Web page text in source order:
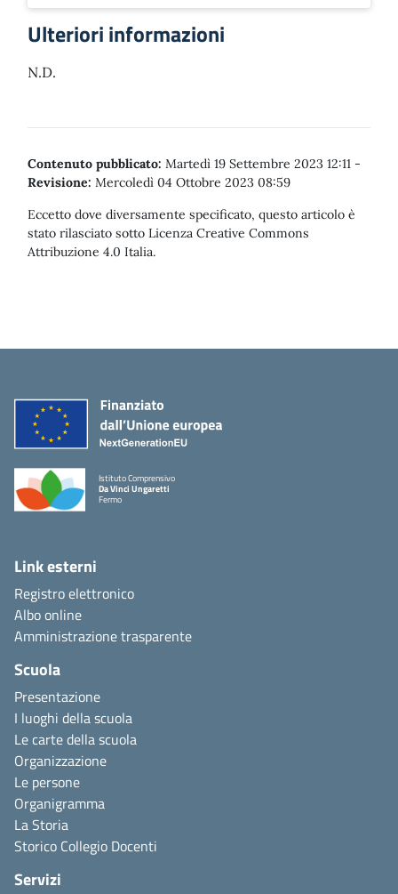
Ulteriori informazioni
N.D.
Contenuto pubblicato: Martedì 19 Settembre 2023 12:11 -
Revisione: Mercoledì 04 Ottobre 2023 08:59
Eccetto dove diversamente specificato, questo articolo è
stato rilasciato sotto Licenza Creative Commons
Attribuzione 4.0 Italia.
Istituto Comprensivo
Da Vinci Ungaretti
Fermo
Link esterni
Registro elettronico
Albo online
Amministrazione trasparente
Scuola
Presentazione
I luoghi della scuola
Le carte della scuola
Organizzazione
Le persone
Organigramma
La Storia
Storico Collegio Docenti
Servizi